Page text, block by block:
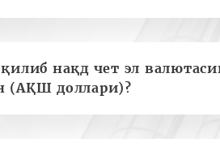
нақд чет эл
(АҚШ доллари)?